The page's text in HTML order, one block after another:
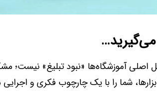
می‌گیرید…
اصلی آموزشگاه‌ها «نبود تبلیغ» نیست؛
شما را با یک چارچوب فکری و